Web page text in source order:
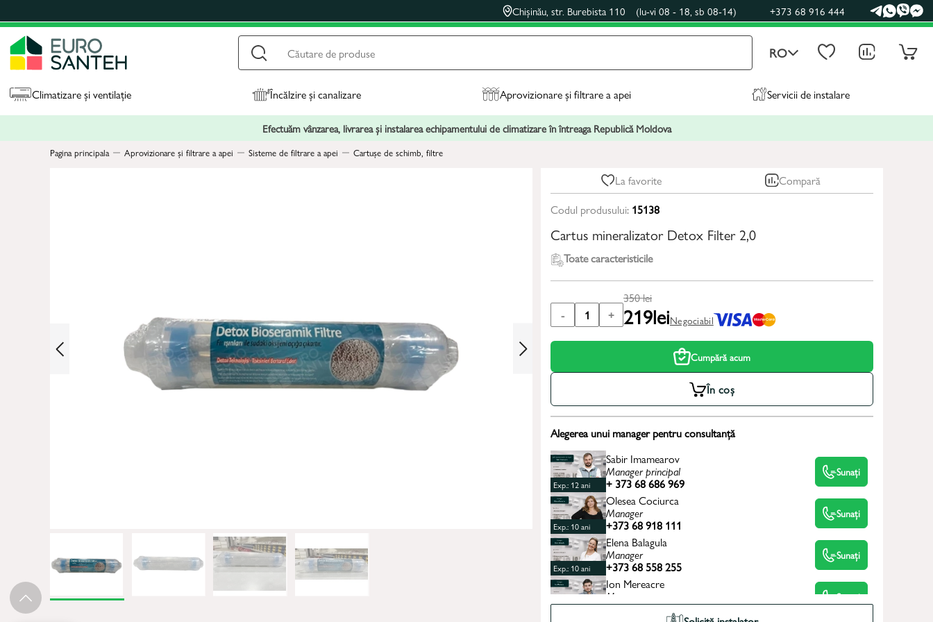
Chișinău, str. Burebista 110 (lu-vi 08 - 18, sb 08-14) +373 68 916 444
RO
Climatizare și ventilație Încălzire și canalizare Aprovizionare și filtrare a apei Servicii de instalare
Efectuăm vânzarea, livrarea și instalarea echipamentului de climatizare în întreaga Republică Moldova
Pagina principala Aprovizionare și filtrare a apei Sisteme de filtrare a apei Cartușe de schimb, filtre
La favorite
Compară
Codul produsului: 15138
Cartus mineralizator Detox Filter 2,0
Toate caracteristicile
- 1 +
350lei
219leiNegociabil
Cumpără acum
În coș
Alegerea unui manager pentru consultanță
Exp.: 12 ani
Sabir Imamearov
Manager principal
+ 373 68 686 969
Sunați
Exp.: 10 ani
Olesea Cociurca
Manager
+373 68 918 111
Sunați
Exp.: 10 ani
Elena Balagula
Manager
+373 68 558 255
Sunați
Ion Mereacre
Manager
+373 60 992 211
Sunați